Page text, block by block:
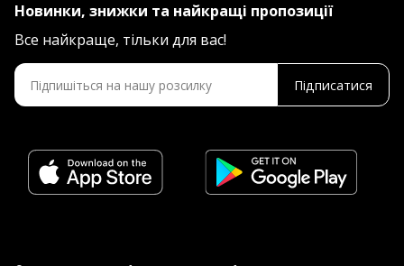
Новинки, знижки та найкращі пропозиції
Все найкраще, тільки для вас!
Підписатися